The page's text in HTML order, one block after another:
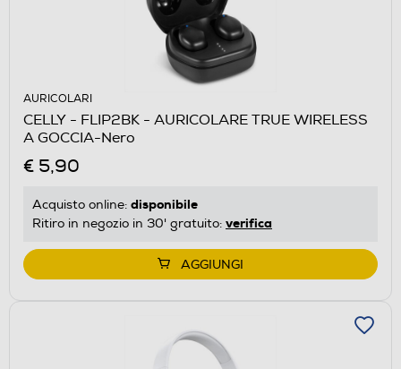
AURICOLARI
CELLY - FLIP2BK - AURICOLARE TRUE WIRELESS
A GOCCIA-Nero
€ 5,90
Acquisto online: disponibile
Ritiro in negozio in 30' gratuito: verifica
AGGIUNGI